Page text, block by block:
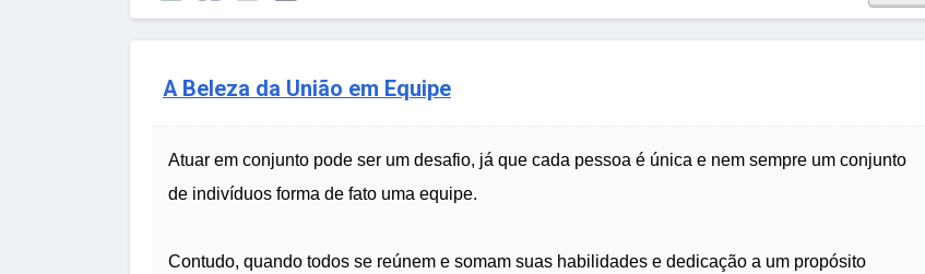
A Beleza da União em Equipe
Atuar em conjunto pode ser um desafio, já que cada pessoa é única e nem sempre um conjunto
de indivíduos forma de fato uma equipe.
Contudo, quando todos se reúnem e somam suas habilidades e dedicação a um propósito